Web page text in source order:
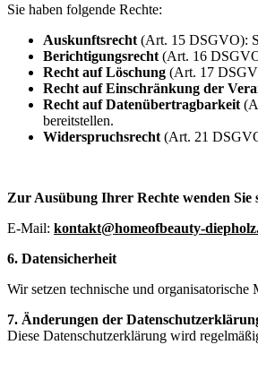
Sie haben folgende Rechte:
Auskunftsrecht (Art. 15 DSGVO):
Berichtigungsrecht (Art. 16
Recht auf Löschung (Art. 17
Recht auf Einschränkung der
Recht auf Datenübertragbarkeit
bereitstellen.
Widerspruchsrecht (Art. 21
Zur Ausübung Ihrer Rechte wenden Sie
E-Mail: kontakt@homeofbeauty-
6. Datensicherheit
Wir setzen technische und
7. Änderungen der
Diese Datenschutzerklärung wird